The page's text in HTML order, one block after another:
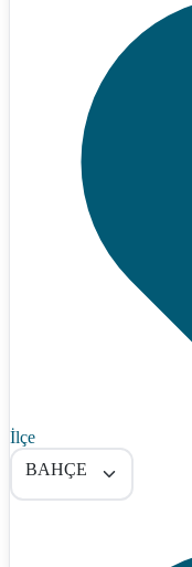
İlçe
BAHÇE